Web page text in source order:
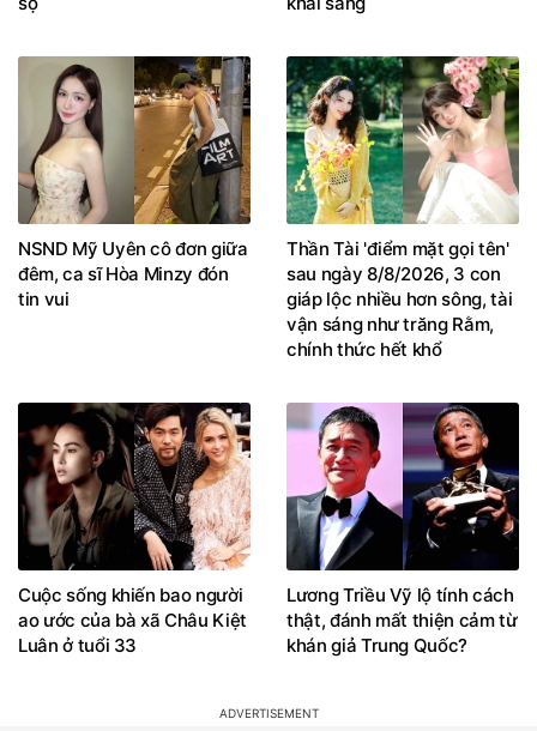
NSND Mỹ Uyên cô đơn giữa
đêm, ca sĩ Hòa Minzy đón
tin vui
Thần Tài 'điểm mặt gọi tên'
sau ngày 8/8/2026, 3 con
giáp lộc nhiều hơn sông, tài
vận sáng như trăng Rằm,
chính thức hết khổ
Cuộc sống khiến bao người
ao ước của bà xã Châu Kiệt
Luân ở tuổi 33
Lương Triều Vỹ lộ tính cách
thật, đánh mất thiện cảm từ
khán giả Trung Quốc?